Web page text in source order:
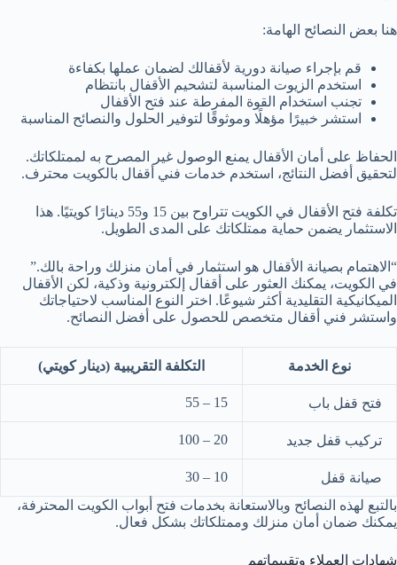
هنا بعض النصائح الهامة:
قم بإجراء صيانة دورية لأقفالك لضمان عملها بكفاءة
استخدم الزيوت المناسبة لتشحيم الأقفال بانتظام
تجنب استخدام القوة المفرطة عند فتح الأقفال
استشر خبيرًا مؤهلًا وموثوقًا لتوفير الحلول والنصائح المناسبة
الحفاظ على أمان الأقفال يمنع الوصول غير المصرح به لممتلكاتك.
لتحقيق أفضل النتائج، استخدم خدمات فني أقفال بالكويت محترف.
تكلفة فتح الأقفال في الكويت تتراوح بين 15 و55 دينارًا كويتيًا. هذا
الاستثمار يضمن حماية ممتلكاتك على المدى الطويل.
“الاهتمام بصيانة الأقفال هو استثمار في أمان منزلك وراحة بالك.”
في الكويت، يمكنك العثور على أقفال إلكترونية وذكية، لكن الأقفال
الميكانيكية التقليدية أكثر شيوعًا. اختر النوع المناسب لاحتياجاتك
واستشر فني أقفال متخصص للحصول على أفضل النصائح.
نوع الخدمة التكلفة التقريبية (دينار كويتي)
فتح قفل باب 15 – 55
تركيب قفل جديد 20 – 100
صيانة قفل
10 – 30
بالتبع لهذه النصائح وبالاستعانة بخدمات فتح أبواب الكويت المحترفة،
يمكنك ضمان أمان منزلك وممتلكاتك بشكل فعال.
شهادات العملاء وتقييماتهم